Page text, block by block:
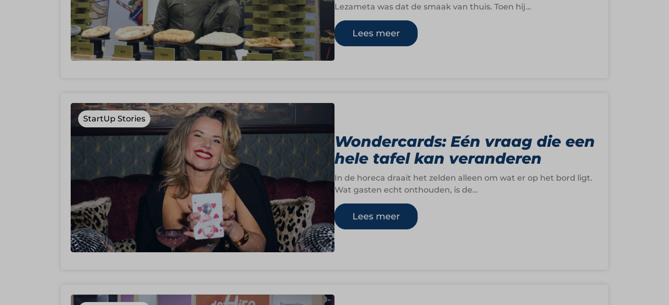
Lezameta was dat de smaak van thuis. Toen hij…
Lees meer
StartUp Stories
Wondercards: Eén vraag die een
hele tafel kan veranderen
In de horeca draait het zelden alleen om wat er op het bord ligt.
Wat gasten echt onthouden, is de…
Lees meer